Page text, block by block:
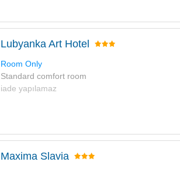
Lubyanka Art Hotel
Room Only
Standard comfort room
iade yapılamaz
Maxima Slavia